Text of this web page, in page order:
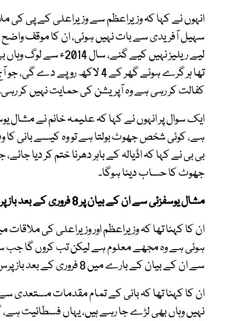
انہوں نے کہا کہ وزیراعظم سے وزیراعلی کے پی کی
لیے ریلیز نہیں کیے
تھا ہر گرے ہوئے گھر کے 4 لاکھ
کفالت کر رہی ہے وہ آپریشن کی حمایت نہیں کر
ایک سوال پر انہوں نے کہا کہ علیمہ خانم نے مشال
ہے، کوئی شخص جھوٹ بولتا ہے تو وہ کیسے بانی کا
بی بی نے کہا کہ اڈیالہ کے باہر دھرنا ختم کر دیا
جھوٹ کا حساب دینا ہوگا۔
مشال یوسفزئی سے ان کے بیان پر 8 فروری کے بعد بازپرس ہوگی
ان کا کہنا تھا کہ وزیراعظم اور وزیراعلی کی
ہوئی ہے وہ مجھے معلوم ہے لیکن تب کروں گا جب
سے ان کے بیان کے بارے میں 8 فروری کے بعد بازپرس ہو گی۔
ان کا کہنا تھا کہ بانی کے تمام مقدمات مستعدی